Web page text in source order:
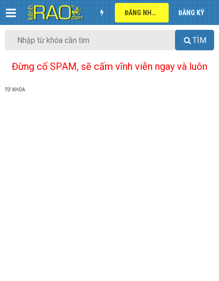
ĐĂNG NHẬP ĐĂNG KÝ
TÌM
Đừng cố SPAM, sẽ cấm vĩnh viễn ngay và luôn
TỪ KHÓA